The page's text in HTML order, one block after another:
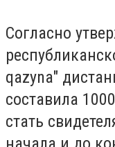
Согласно
qazyna"
составила
стать